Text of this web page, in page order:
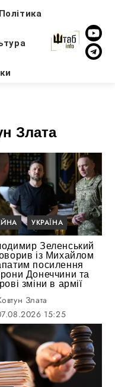
Політика
Злата
УКРАЇНА
Зеленський
із Михайлом
посилення
Донеччини та
зміни в армії
Злата
15:25